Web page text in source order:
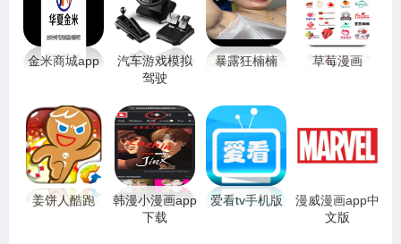
金米商城app
汽车游戏模拟
驾驶
暴露狂楠楠 草莓漫画
姜饼人酷跑
韩漫小漫画app
下载
爱看tv手机版
漫威漫画app中
文版